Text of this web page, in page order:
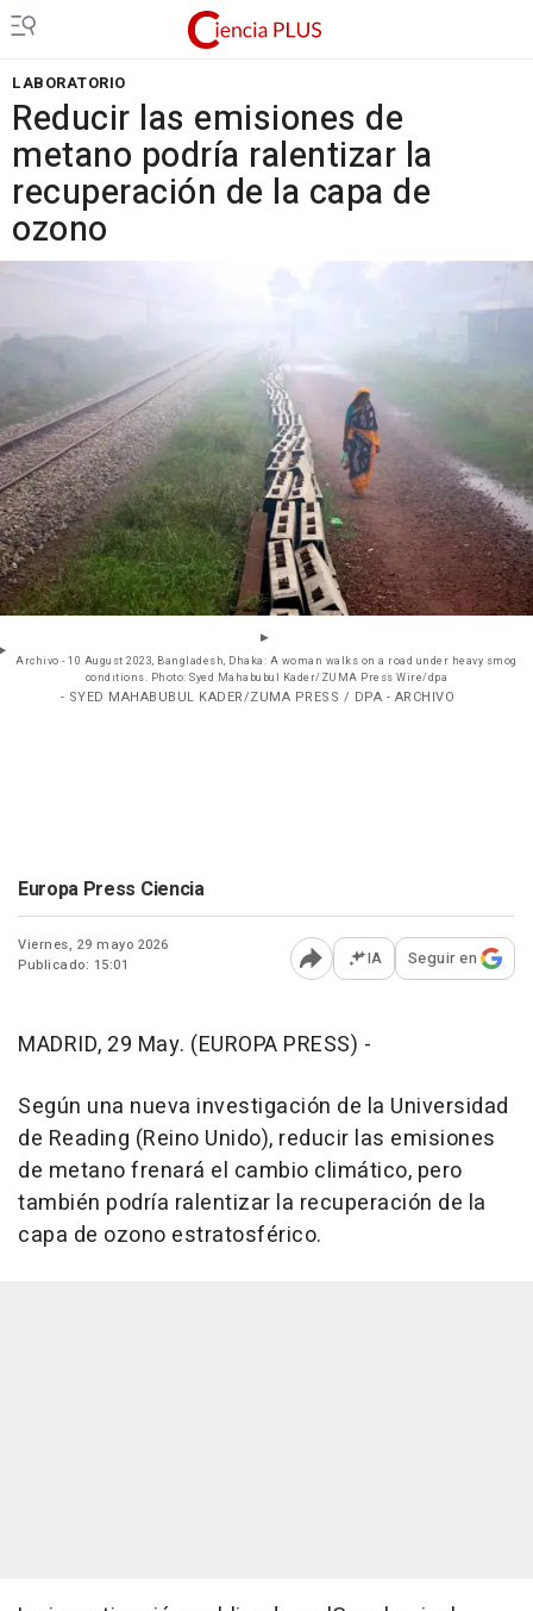
LABORATORIO
Reducir las emisiones de
metano podría ralentizar la
recuperación de la capa de
ozono
Archivo - 10 August 2023, Bangladesh, Dhaka: A woman walks on a road under heavy smog
conditions. Photo: Syed Mahabubul Kader/ZUMA Press Wire/dpa
- SYED MAHABUBUL KADER/ZUMA PRESS / DPA - ARCHIVO
Europa Press Ciencia
Viernes, 29 mayo 2026
Publicado: 15:01
Abrir opciones para
IA Seguir en
MADRID, 29 May. (EUROPA PRESS) -
Según una nueva investigación de la Universidad
de Reading (Reino Unido), reducir las emisiones
de metano frenará el cambio climático, pero
también podría ralentizar la recuperación de la
capa de ozono estratosférico.